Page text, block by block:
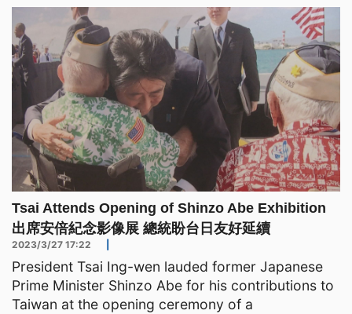
Tsai Attends Opening of Shinzo Abe Exhibition
出席安倍紀念影像展 總統盼台日友好延續
2023/3/27 17:22
President Tsai Ing-wen lauded former Japanese
Prime Minister Shinzo Abe for his contributions to
Taiwan at the opening ceremony of a